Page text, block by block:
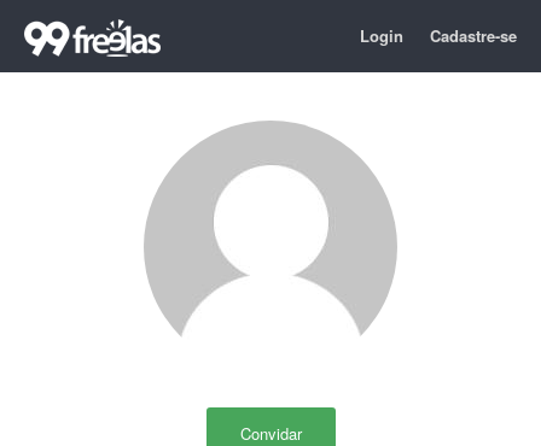
Login Cadastre-se
Convidar